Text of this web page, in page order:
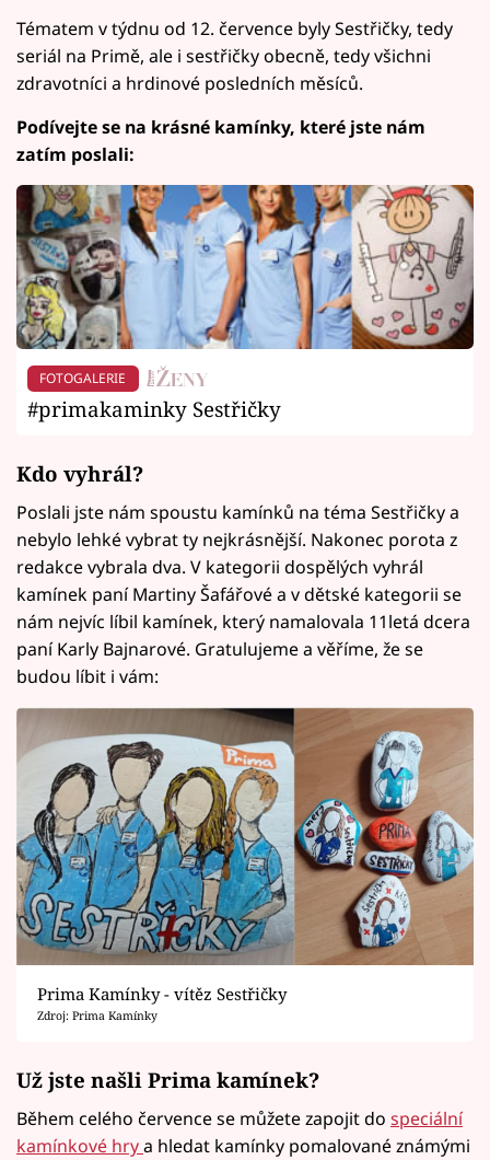
Tématem v týdnu od 12. července byly Sestřičky, tedy
seriál na Primě, ale i sestřičky obecně, tedy všichni
zdravotníci a hrdinové posledních měsíců.
Podívejte se na krásné kamínky, které jste nám
zatím poslali:
FOTOGALERIE
#primakaminky Sestřičky
Kdo vyhrál?
Poslali jste nám spoustu kamínků na téma Sestřičky a
nebylo lehké vybrat ty nejkrásnější. Nakonec porota z
redakce vybrala dva. V kategorii dospělých vyhrál
kamínek paní Martiny Šafářové a v dětské kategorii se
nám nejvíc líbil kamínek, který namalovala 11letá dcera
paní Karly Bajnarové. Gratulujeme a věříme, že se
budou líbit i vám:
Prima Kamínky - vítěz Sestřičky
Zdroj: Prima Kamínky
Už jste našli Prima kamínek?
Během celého července se můžete zapojit do speciální
kamínkové hrya hledat kamínky pomalované známými